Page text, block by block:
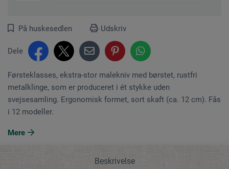
På huskesedlen Udskriv
Dele
Førsteklasses, ekstra-stor malekniv med børstet, rustfri
metalklinge, som er produceret i ét stykke uden
svejsesamling. Ergonomisk formet, sort skaft (ca. 12 cm). Fås
i 12 modeller.
Mere
Beskrivelse